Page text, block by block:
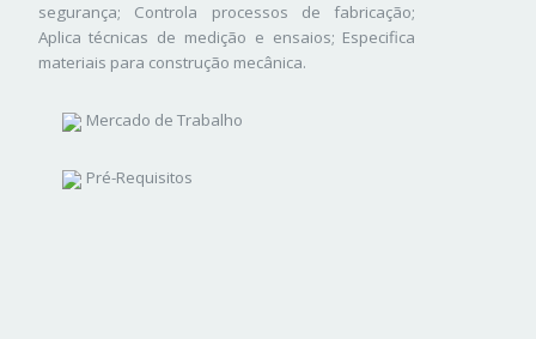
segurança; Controla processos de fabricação;
Aplica técnicas de medição e ensaios; Especifica
materiais para construção mecânica.
Mercado de Trabalho
Pré-Requisitos